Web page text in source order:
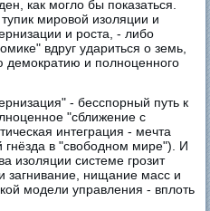
как могло бы показаться.
мировой изоляции и
и роста, - либо
вдруг удариться о земь,
демократию и полноценного
- бесспорный путь к
"сближение с
интеграция - мечта
в "свободном мире"). И
изоляции системе грозит
загнивание, нищание масс и
модели управления - вплоть